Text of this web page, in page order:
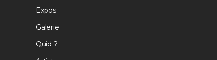
Expos
Galerie
Quid ?